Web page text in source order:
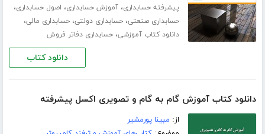
پیشرفته حسابداری،آموزش حسابداری، اصول حسابداری،
حسابداری صنعتی،حسابداری دولتی،حسابداری مالی،
دانلود کتاب آموزشی،حسابداری دفاتر فروش
دانلود کتاب
دانلود کتاب آموزش گام به گام و تصویری اکسل پیشرفته
از: مبینا پورمشیر